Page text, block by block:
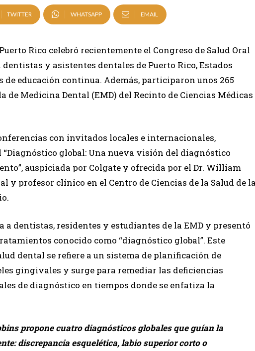
TWITTER WHATSAPP EMAIL
Rico celebró recientemente el Congreso de Salud Oral
y asistentes dentales de Puerto Rico, Estados
educación continua. Además, participaron unos 265
de Medicina Dental (EMD) del Recinto de Ciencias Médicas
con invitados locales e internacionales,
global: Una nueva visión del diagnóstico
auspiciada por Colgate y ofrecida por el Dr. William
y profesor clínico en el Centro de Ciencias de la Salud de la
dentistas, residentes y estudiantes de la EMD y presentó
conocido como “diagnóstico global”. Este
dental se refiere a un sistema de planificación de
gingivales y surge para remediar las deficiencias
de diagnóstico en tiempos donde se enfatiza la
propone cuatro diagnósticos globales que guían la
discrepancia esquelética, labio superior corto o